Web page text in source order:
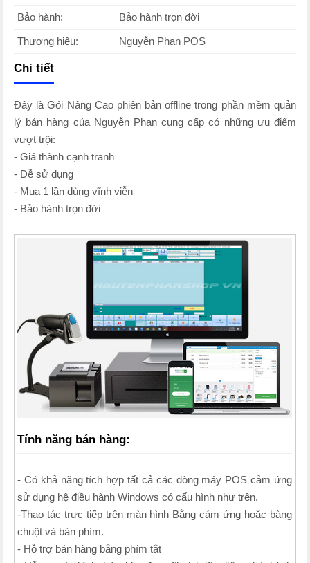
Bảo hành: Bảo hành trọn đời
Thương hiệu: Nguyễn Phan POS
Chi tiết
Đây là Gói Nâng Cao phiên bản offline trong phần mềm quản
lý bán hàng của Nguyễn Phan cung cấp có những ưu điểm
vượt trội:
- Giá thành cạnh tranh
- Dễ sử dụng
- Mua 1 lần dùng vĩnh viễn
- Bảo hành trọn đời
Tính năng bán hàng:
- Có khả năng tích hợp tất cả các dòng máy POS cảm ứng
sử dụng hệ điều hành Windows có cấu hình như trên.
-Thao tác trực tiếp trên màn hình Bằng cảm ứng hoặc bàng
chuột và bàn phím.
- Hỗ trợ bán hàng bằng phím tắt